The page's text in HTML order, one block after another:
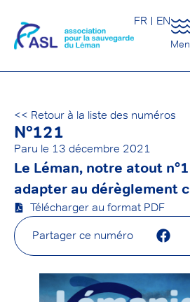
FR EN
<< Retour à la liste des numéros
N°121
Paru le 13 décembre 2021
Le Léman, notre atout
adapter au dérèglement
Télécharger au format PDF
Partager ce numéro